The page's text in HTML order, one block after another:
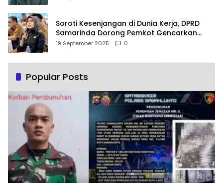
Soroti Kesenjangan di Dunia Kerja, DPRD
Samarinda Dorong Pemkot Gencarkan
Pemberdayaan Perempuan
19 September 2025 0
Popular Posts